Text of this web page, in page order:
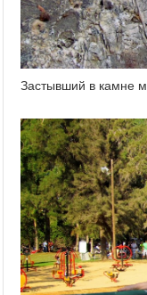
Застывший в камне